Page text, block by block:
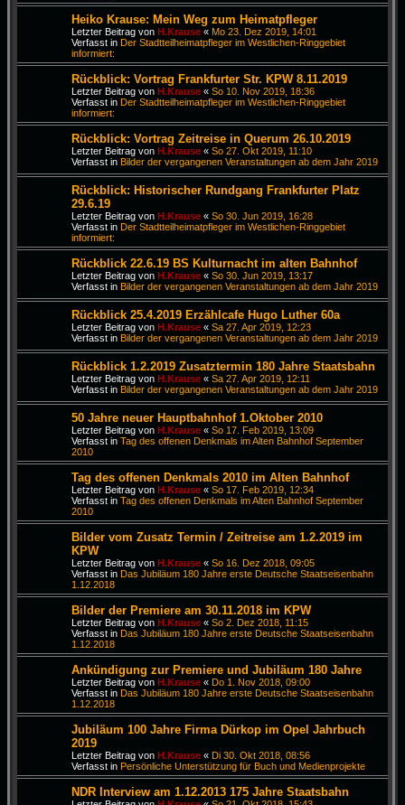
Heiko Krause: Mein Weg zum Heimatpfleger
Letzter Beitrag von H.Krause « Mo 23. Dez 2019, 14:01
Verfasst in Der Stadtteilheimatpfleger im Westlichen-Ringgebiet
informiert:
Rückblick: Vortrag Frankfurter Str. KPW 8.11.2019
Letzter Beitrag von H.Krause « So 10. Nov 2019, 18:36
Verfasst in Der Stadtteilheimatpfleger im Westlichen-Ringgebiet
informiert:
Rückblick: Vortrag Zeitreise in Querum 26.10.2019
Letzter Beitrag von H.Krause « So 27. Okt 2019, 11:10
Verfasst in Bilder der vergangenen Veranstaltungen ab dem Jahr 2019
Rückblick: Historischer Rundgang Frankfurter Platz
29.6.19
Letzter Beitrag von H.Krause « So 30. Jun 2019, 16:28
Verfasst in Der Stadtteilheimatpfleger im Westlichen-Ringgebiet
informiert:
Rückblick 22.6.19 BS Kulturnacht im alten Bahnhof
Letzter Beitrag von H.Krause « So 30. Jun 2019, 13:17
Verfasst in Bilder der vergangenen Veranstaltungen ab dem Jahr 2019
Rückblick 25.4.2019 Erzählcafe Hugo Luther 60a
Letzter Beitrag von H.Krause « Sa 27. Apr 2019, 12:23
Verfasst in Bilder der vergangenen Veranstaltungen ab dem Jahr 2019
Rückblick 1.2.2019 Zusatztermin 180 Jahre Staatsbahn
Letzter Beitrag von H.Krause « Sa 27. Apr 2019, 12:11
Verfasst in Bilder der vergangenen Veranstaltungen ab dem Jahr 2019
50 Jahre neuer Hauptbahnhof 1.Oktober 2010
Letzter Beitrag von H.Krause « So 17. Feb 2019, 13:09
Verfasst in Tag des offenen Denkmals im Alten Bahnhof September
2010
Tag des offenen Denkmals 2010 im Alten Bahnhof
Letzter Beitrag von H.Krause « So 17. Feb 2019, 12:34
Verfasst in Tag des offenen Denkmals im Alten Bahnhof September
2010
Bilder vom Zusatz Termin / Zeitreise am 1.2.2019 im
KPW
Letzter Beitrag von H.Krause « So 16. Dez 2018, 09:05
Verfasst in Das Jubiläum 180 Jahre erste Deutsche Staatseisenbahn
1.12.2018
Bilder der Premiere am 30.11.2018 im KPW
Letzter Beitrag von H.Krause « So 2. Dez 2018, 11:15
Verfasst in Das Jubiläum 180 Jahre erste Deutsche Staatseisenbahn
1.12.2018
Ankündigung zur Premiere und Jubiläum 180 Jahre
Letzter Beitrag von H.Krause « Do 1. Nov 2018, 09:00
Verfasst in Das Jubiläum 180 Jahre erste Deutsche Staatseisenbahn
1.12.2018
Jubiläum 100 Jahre Firma Dürkop im Opel Jahrbuch
2019
Letzter Beitrag von H.Krause « Di 30. Okt 2018, 08:56
Verfasst in Persönliche Unterstützung für Buch und Medienprojekte
NDR Interview am 1.12.2013 175 Jahre Staatsbahn